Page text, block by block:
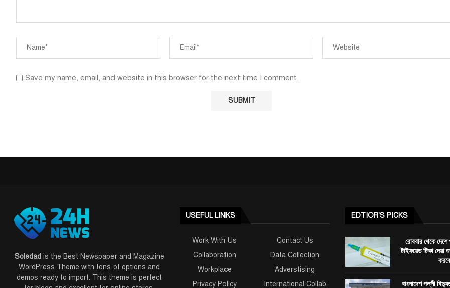
Save my name, email, and website in this browser for the next time I comment.
Soledad is the Best Newspaper and Magazine
WordPress Theme with tons of options and
demos ready to import. This theme is perfect
USEFUL LINKS
Work With Us
Contact Us
Collaboration
Data Collection
Workplace
Adverstising
Privacy Policy
International Collab
EDTIOR'S PICKS
রোববার থেকে
টাইফয়েড টিকা দেয়া
বাংলাদেশ পল্লী